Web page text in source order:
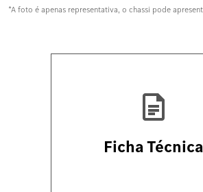
*A foto é apenas representativa, o chassi pode
Ficha Técnica